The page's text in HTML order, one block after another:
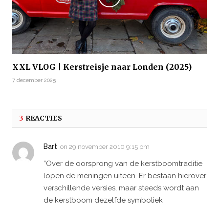
XXL VLOG | Kerstreisje naar Londen (2025)
7 december 2025
3 REACTIES
Bart on 29 november 2010 9:15 pm
”Over de oorsprong van de kerstboomtraditie
lopen de meningen uiteen. Er bestaan hierover
verschillende versies, maar steeds wordt aan
de kerstboom dezelfde symboliek